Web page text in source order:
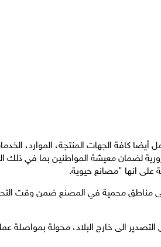
كافة الجهات المنتجة، الموارد،
لضمان معيشة المواطنين بما في ذلك
على انها "مصانع حيوية.
مناطق محمية في المصنع ضمن وقت
الى خارج البلاد، محولة بمواصلة